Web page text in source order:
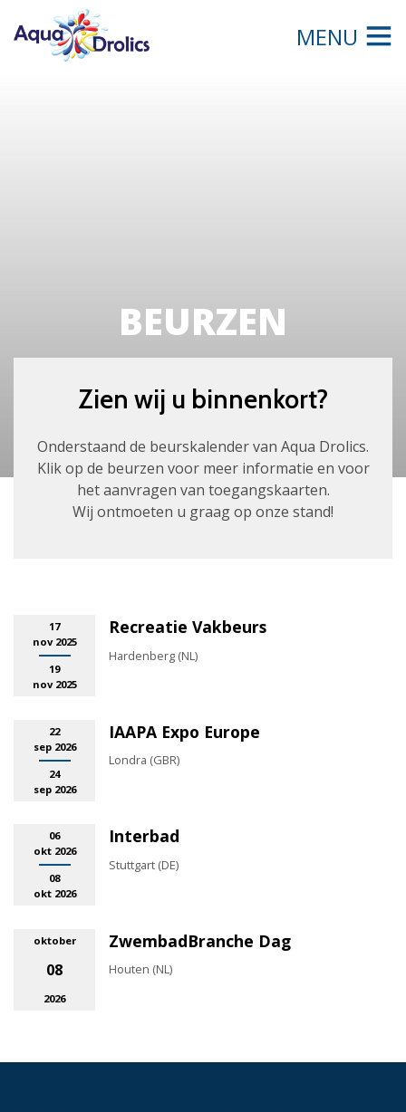
MENU
BEURZEN
Zien wij u binnenkort?
Onderstaand de beurskalender van Aqua Drolics.
Klik op de beurzen voor meer informatie en voor
het aanvragen van toegangskaarten.
Wij ontmoeten u graag op onze stand!
17
nov 2025
19
nov 2025
Recreatie Vakbeurs
Hardenberg (NL)
22
sep 2026
24
sep 2026
IAAPA Expo Europe
Londra (GBR)
06
okt 2026
08
okt 2026
Interbad
Stuttgart (DE)
oktober
08
2026
ZwembadBranche Dag
Houten (NL)